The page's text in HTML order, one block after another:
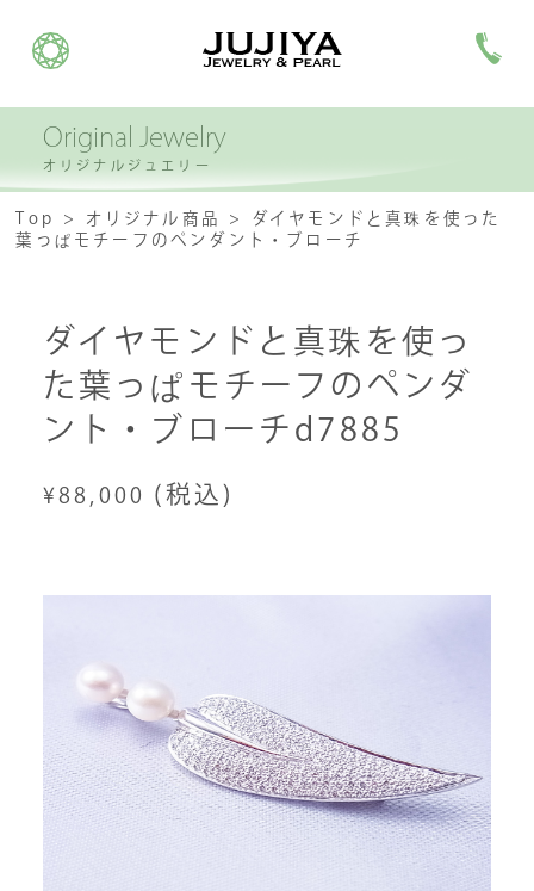
Original Jewelry
オリジナルジュエリー
Top オリジナル商品
ダイヤモンドと真珠を使った
葉っぱモチーフのペンダント・ブローチ
ダイヤモンドと真珠を使っ
た葉っぱモチーフのペンダ
ント・ブローチd7885
¥88,000 (税込)